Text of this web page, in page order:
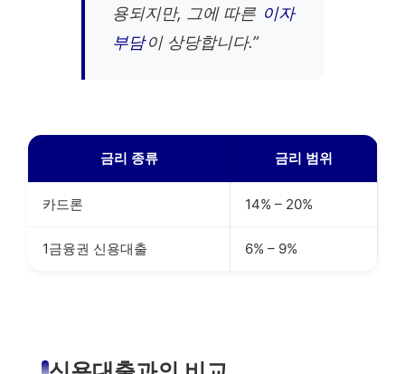
용되지만, 그에 따른 이자
부담 이 상당합니다.”
금리 종류 금리 범위
카드론 14% – 20%
1금융권 신용대출 6% – 9%